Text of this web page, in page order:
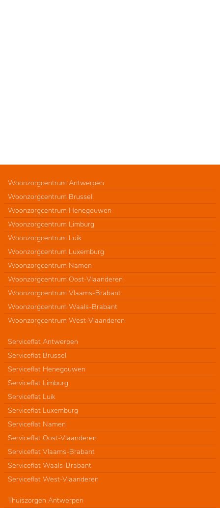
Woonzorgcentrum Antwerpen
Woonzorgcentrum Brussel
Woonzorgcentrum Henegouwen
Woonzorgcentrum Limburg
Woonzorgcentrum Luik
Woonzorgcentrum Luxemburg
Woonzorgcentrum Namen
Woonzorgcentrum Oost-Vlaanderen
Woonzorgcentrum Vlaams-Brabant
Woonzorgcentrum Waals-Brabant
Woonzorgcentrum West-Vlaanderen
Serviceflat Antwerpen
Serviceflat Brussel
Serviceflat Henegouwen
Serviceflat Limburg
Serviceflat Luik
Serviceflat Luxemburg
Serviceflat Namen
Serviceflat Oost-Vlaanderen
Serviceflat Vlaams-Brabant
Serviceflat Waals-Brabant
Serviceflat West-Vlaanderen
Thuiszorgen Antwerpen